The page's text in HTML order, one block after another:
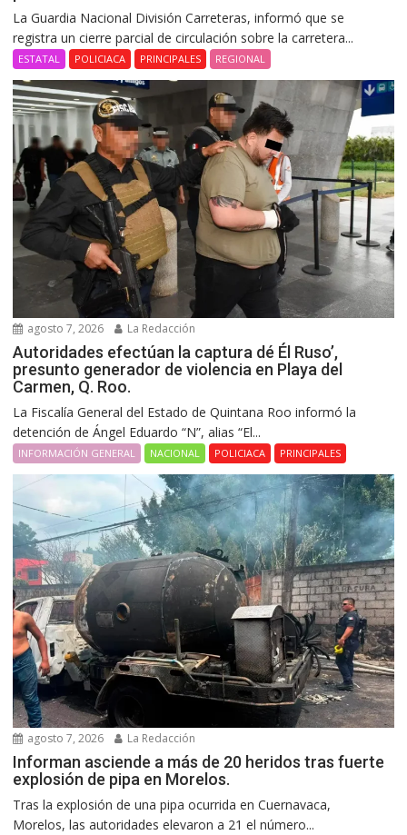
La Guardia Nacional División Carreteras, informó que se
registra un cierre parcial de circulación sobre la carretera...
ESTATAL POLICIACA PRINCIPALES REGIONAL
agosto 7, 2026 La Redacción
Autoridades efectúan la captura dé Él Ruso’,
presunto generador de violencia en Playa del
Carmen, Q. Roo.
La Fiscalía General del Estado de Quintana Roo informó la
detención de Ángel Eduardo “N”, alias “El...
INFORMACIÓN GENERAL NACIONAL POLICIACA PRINCIPALES
agosto 7, 2026 La Redacción
Informan asciende a más de 20 heridos tras fuerte
explosión de pipa en Morelos.
Tras la explosión de una pipa ocurrida en Cuernavaca,
Morelos, las autoridades elevaron a 21 el número...